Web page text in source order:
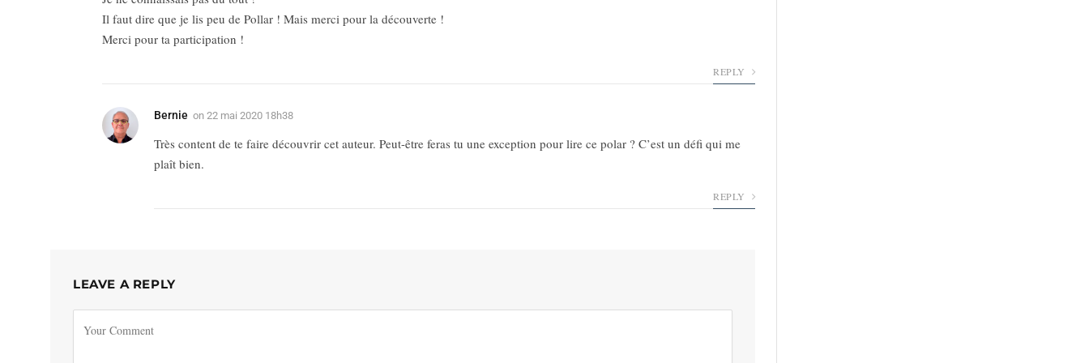
Il faut dire que je lis peu de Pollar ! Mais merci pour la découverte !
Merci pour ta participation !
REPLY
Bernie on 22 mai 2020 18h38
Très content de te faire découvrir cet auteur. Peut-être feras tu une exception pour lire ce polar ? C’est un défi qui me
plaît bien.
REPLY
LEAVE A REPLY